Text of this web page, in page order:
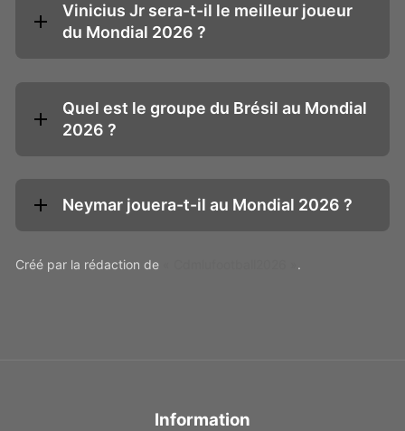
Vinicius Jr sera-t-il le meilleur joueur
du Mondial 2026 ?
Quel est le groupe du Brésil au Mondial
2026 ?
Neymar jouera-t-il au Mondial 2026 ?
Créé par la rédaction de .
Information